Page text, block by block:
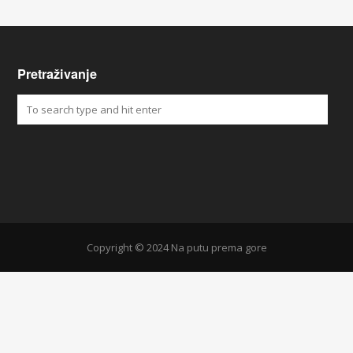
Pretraživanje
Copyright © 2024 Na putu prema gore